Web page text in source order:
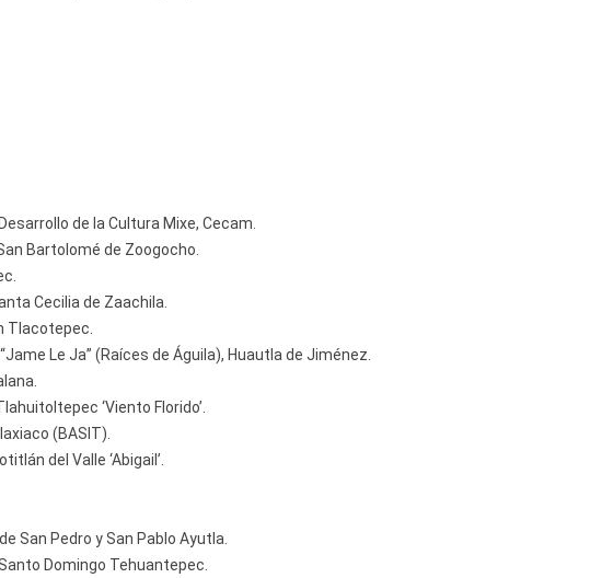
de la Cultura Mixe, Cecam.
Bartolomé de Zoogocho.
Cecilia de Zaachila.
Tlacotepec.
Le Ja” (Raíces de Águila), Huautla de Jiménez.
‘Viento Florido’.
(BASIT).
del Valle ‘Abigail’.
San Pedro y San Pablo Ayutla.
Domingo Tehuantepec.